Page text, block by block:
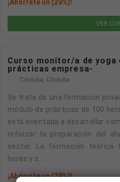
¡Ahórrate un (29%)!
VER
Curso monitor/a de yoga en córdoba -con
prácticas empresa-
Córdoba, Córdoba
Se trata de una formación privada no reglada que incluye un
módulo de prácticas de 100
está orientada a desarrollar
reforzar la preparación del
sector. La formación teórica
horas y s...
¡Ahórrate un (29%)!